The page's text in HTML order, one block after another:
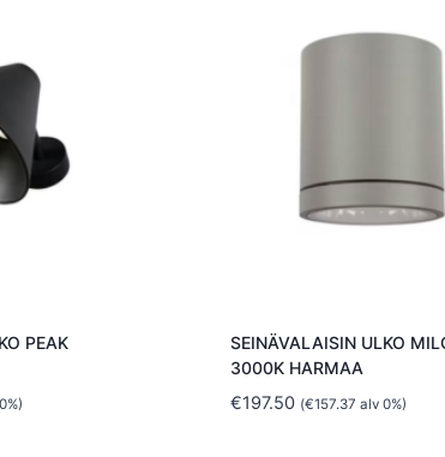
PEAK
SEINÄVALAISIN ULKO
3000K HARMAA
€197.50 (€157.37 alv 0%)